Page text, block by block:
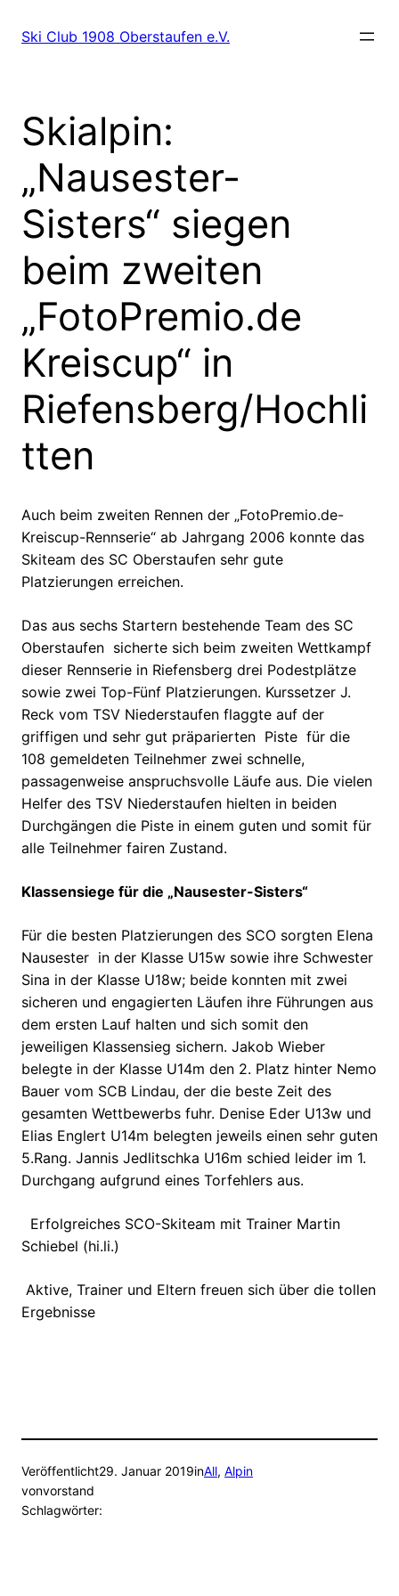
InhaltSki Club 1908 Oberstaufen e.V.
Skialpin:
„Nausester-
Sisters“ siegen
beim zweiten
„FotoPremio.de
Kreiscup“ in
Riefensberg/Hochli
tten
Auch beim zweiten Rennen der „FotoPremio.de-
Kreiscup-Rennserie“ ab Jahrgang 2006 konnte das
Skiteam des SC Oberstaufen sehr gute
Platzierungen erreichen.
Das aus sechs Startern bestehende Team des SC
Oberstaufen sicherte sich beim zweiten Wettkampf
dieser Rennserie in Riefensberg drei Podestplätze
sowie zwei Top-Fünf Platzierungen. Kurssetzer J.
Reck vom TSV Niederstaufen flaggte auf der
griffigen und sehr gut präparierten Piste für die
108 gemeldeten Teilnehmer zwei schnelle,
passagenweise anspruchsvolle Läufe aus. Die vielen
Helfer des TSV Niederstaufen hielten in beiden
Durchgängen die Piste in einem guten und somit für
alle Teilnehmer fairen Zustand.
Klassensiege für die „Nausester-Sisters“
Für die besten Platzierungen des SCO sorgten Elena
Nausester in der Klasse U15w sowie ihre Schwester
Sina in der Klasse U18w; beide konnten mit zwei
sicheren und engagierten Läufen ihre Führungen aus
dem ersten Lauf halten und sich somit den
jeweiligen Klassensieg sichern. Jakob Wieber
belegte in der Klasse U14m den 2. Platz hinter Nemo
Bauer vom SCB Lindau, der die beste Zeit des
gesamten Wettbewerbs fuhr. Denise Eder U13w und
Elias Englert U14m belegten jeweils einen sehr guten
5.Rang. Jannis Jedlitschka U16m schied leider im 1.
Durchgang aufgrund eines Torfehlers aus.
Erfolgreiches SCO-Skiteam mit Trainer Martin
Schiebel (hi.li.)
Aktive, Trainer und Eltern freuen sich über die tollen
Ergebnisse
Veröffentlicht29. Januar 2019inAll, Alpin
vonvorstand
Schlagwörter: